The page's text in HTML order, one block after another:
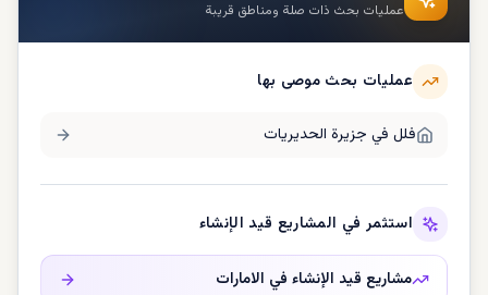
عمليات بحث ذات صلة ومناطق قريبة
عمليات بحث موصى بها
فلل في جزيرة الحديريات
استثمر في المشاريع قيد الإنشاء
مشاريع قيد الإنشاء في الامارات